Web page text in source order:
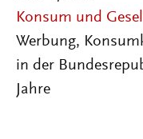
Konsum und
Werbung,
in der
Jahre